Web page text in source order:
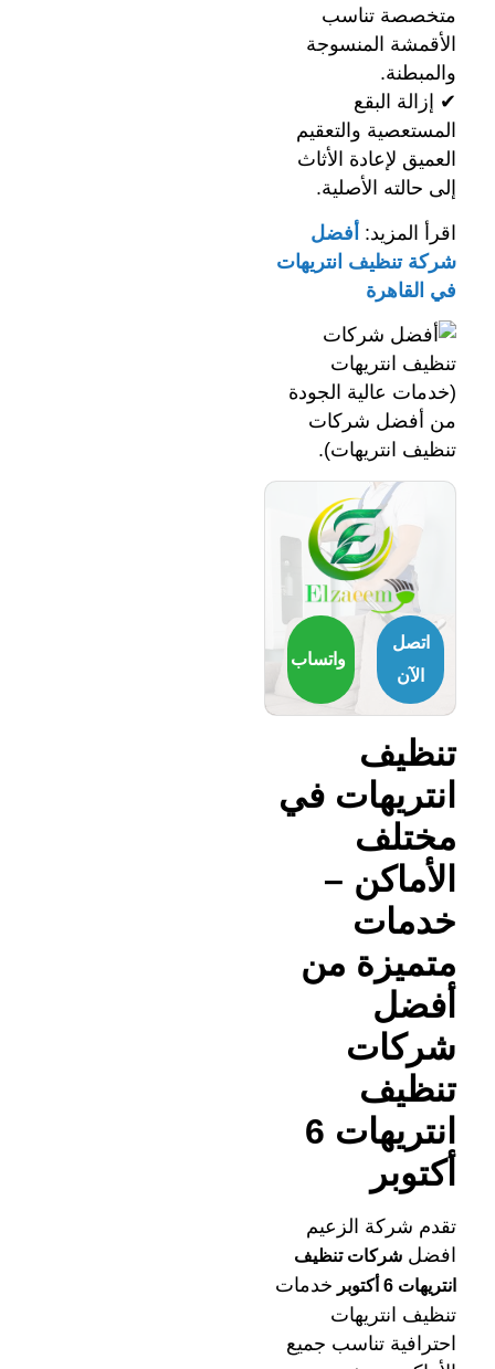
متخصصة تناسب
الأقمشة المنسوجة
والمبطنة.
✔ إزالة البقع
المستعصية والتعقيم
العميق لإعادة الأثاث
إلى حالته الأصلية.
اقرأ المزيد: أفضل
شركة تنظيف انتريهات
في القاهرة
اتصل
الآن
واتساب
تنظيف
انتريهات في
مختلف
الأماكن –
خدمات
متميزة من
أفضل
شركات
تنظيف
انتريهات 6
أكتوبر
تقدم شركة الزعيم
افضل شركات تنظيف
انتريهات 6 أكتوبر
خدمات
تنظيف انتريهات
احترافية تناسب جميع